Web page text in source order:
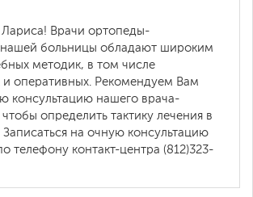
Лариса! Врачи ортопеды-
нашей больницы обладают широким
методик, в том числе
и оперативных. Рекомендуем Вам
консультацию нашего врача-
определить тактику лечения в
на очную консультацию
телефону контакт-центра (812)323-